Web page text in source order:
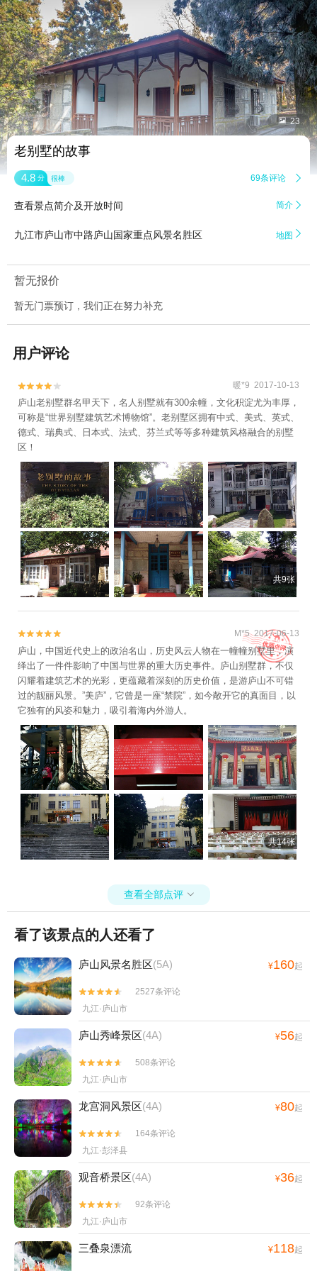
 23
老别墅的故事
4.8 分 很棒 69条评论 
查看景点简介及开放时间 简介 
九江市庐山市中路庐山国家重点风景名胜区 地图 
暂无报价
暂无门票预订，我们正在努力补充
用户评论

 暖*9 2017-10-13
庐山老别墅群名甲天下，名人别墅就有300余幢，文化积淀尤为丰厚，
可称是“世界别墅建筑艺术博物馆”。老别墅区拥有中式、美式、英式、
德式、瑞典式、日本式、法式、芬兰式等等多种建筑风格融合的别墅
区！
共9张

 M*5 2017-06-13
庐山，中国近代史上的政治名山，历史风云人物在一幢幢别墅里，演
绎出了一件件影响了中国与世界的重大历史事件。庐山别墅群，不仅
闪耀着建筑艺术的光彩，更蕴藏着深刻的历史价值，是游庐山不可错
过的靓丽风景。”美庐”，它曾是一座“禁院”，如今敞开它的真面目，以
它独有的风姿和魅力，吸引着海内外游人。
共14张
查看全部点评 
看了该景点的人还看了
庐山风景名胜区(5A) ¥160起


2527条评论
九江·庐山市
庐山秀峰景区(4A) ¥56起


508条评论
九江·庐山市
龙宫洞风景区(4A) ¥80起


164条评论
九江·彭泽县
观音桥景区(4A) ¥36起


92条评论
九江·庐山市
三叠泉漂流 ¥118起
